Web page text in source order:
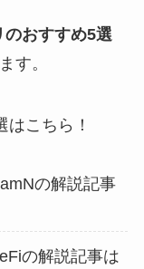
おすすめ5選
す。
こちら！
の解説記事
の解説記事は